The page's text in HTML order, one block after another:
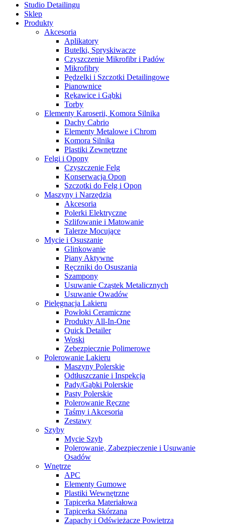
Studio Detailingu
Sklep
Produkty
Akcesoria
Aplikatory
Butelki, Spryskiwacze
Czyszczenie Mikrofibr i Padów
Mikrofibry
Pędzelki i Szczotki Detailingowe
Pianownice
Rękawice i Gąbki
Torby
Elementy Karoserii, Komora Silnika
Dachy Cabrio
Elementy Metalowe i Chrom
Komora Silnika
Plastiki Zewnętrzne
Felgi i Opony
Czyszczenie Felg
Konserwacja Opon
Szczotki do Felg i Opon
Maszyny i Narzędzia
Akcesoria
Polerki Elektryczne
Szlifowanie i Matowanie
Talerze Mocujące
Mycie i Osuszanie
Glinkowanie
Piany Aktywne
Ręczniki do Osuszania
Szampony
Usuwanie Cząstek Metalicznych
Usuwanie Owadów
Pielęgnacja Lakieru
Powłoki Ceramiczne
Produkty All-In-One
Quick Detailer
Woski
Zebezpiecznie Polimerowe
Polerowanie Lakieru
Maszyny Polerskie
Odtłuszczanie i Inspekcja
Pady/Gąbki Polerskie
Pasty Polerskie
Polerowanie Ręczne
Taśmy i Akcesoria
Zestawy
Szyby
Mycie Szyb
Polerowanie, Zabezpieczenie i Usuwanie
Osadów
Wnętrze
APC
Elementy Gumowe
Plastiki Wewnętrzne
Tapicerka Materiałowa
Tapicerka Skórzana
Zapachy i Odświeżacze Powietrza